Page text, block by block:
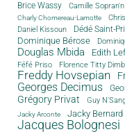
Brice Wassy Camille Sopran'n
Charly Chomereau-Lamotte
Daniel Kissoun Dédé Saint-
Dominique Bérose
Douglas Mbida Edith
Féfé Priso Florence Titty
Freddy Hovsepian
Georges Decimus
Grégory Privat Guy
Jacky Arconte
Jacky Bernard
Jacques Bolognesi